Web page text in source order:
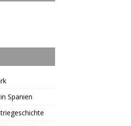
Spanien